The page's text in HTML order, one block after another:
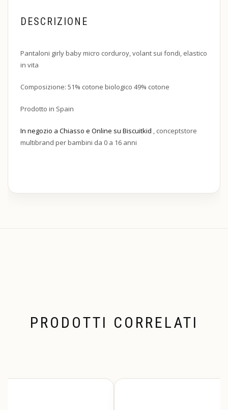
DESCRIZIONE
Pantaloni girly baby micro corduroy, volant sui fondi, elastico
in vita
Composizione: 51% cotone biologico 49% cotone
Prodotto in Spain
In negozio a Chiasso e Online su Biscuitkid , conceptstore
multibrand per bambini da 0 a 16 anni
PRODOTTI CORRELATI